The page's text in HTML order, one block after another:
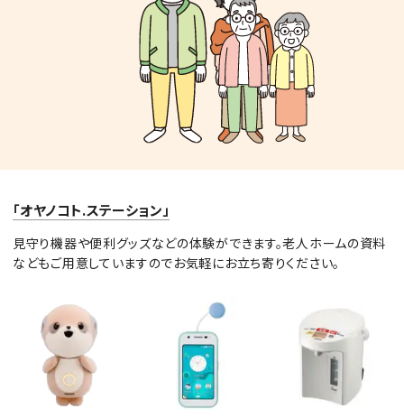
「オヤノコト.ステーション」
見守り機器や便利グッズなどの体験ができます。老人ホームの資料
などもご用意していますのでお気軽にお立ち寄りください。